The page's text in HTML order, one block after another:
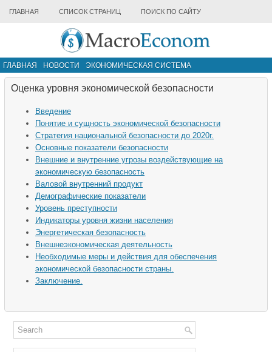
ГЛАВНАЯ СПИСОК СТРАНИЦ ПОИСК ПО САЙТУ
ГЛАВНАЯ НОВОСТИ
ЭКОНОМИЧЕСКАЯ СИСТЕМА
ИНФРАСТРУКТУРА РЫНКА
Оценка уровня экономической безопасности
Введение
Понятие и сущность экономической безопасности
Стратегия национальной безопасности до 2020г.
Основные показатели безопасности
Внешние и внутренние угрозы воздействующие на
экономическую безопасность
Валовой внутренний продукт
Демографические показатели
Уровень преступности
Индикаторы уровня жизни населения
Энергетическая безопасность
Внешнеэкономическая деятельность
Необходимые меры и действия для обеспечения
экономической безопасности страны.
Заключение.